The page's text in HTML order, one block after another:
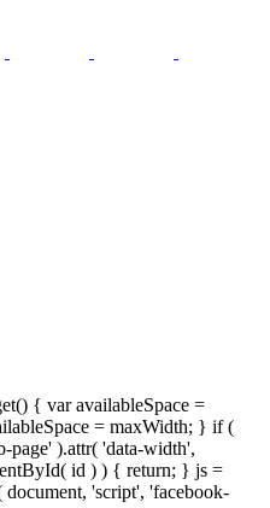
{ var availableSpace =
= maxWidth; } if (
page' ).attr( 'data-width',
id ) ) { return; } js =
'script', 'facebook-